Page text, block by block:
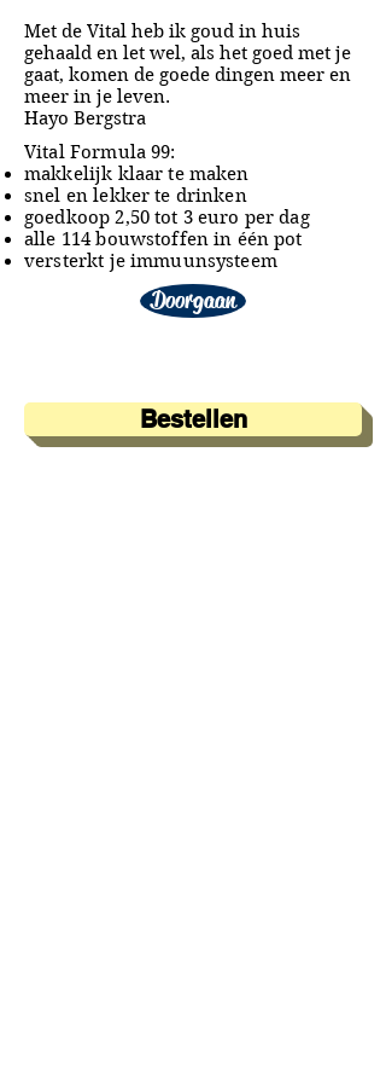
Met de Vital heb ik goud in huis
gehaald en let wel, als het goed met je
gaat, komen de goede dingen meer en
meer in je leven.
Hayo Bergstra
Vital Formula 99:
makkelijk klaar te maken
snel en lekker te drinken
goedkoop 2,50 tot 3 euro per dag
alle 114 bouwstoffen in één pot
versterkt je immuunsysteem
Doorgaan
Bestellen